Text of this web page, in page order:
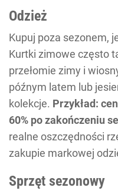
Odzież
Kupuj poza sezonem,
Kurtki zimowe często
przełomie zimy i
późnym latem lub
kolekcje. Przykład:
60% po zakończeniu
realne oszczędności
zakupie markowej
Sprzęt sezonowy